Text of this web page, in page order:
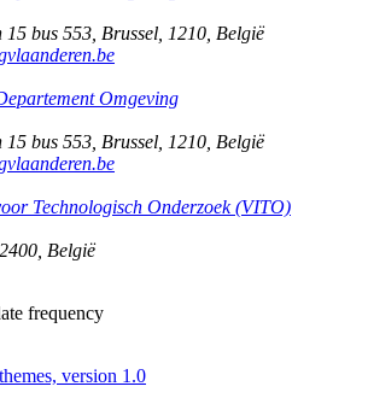
bus 553 Brussel 1210 België
Omgeving
bus 553 Brussel 1210 België
Technologisch Onderzoek (VITO)
2400 België
frequency
version 1.0